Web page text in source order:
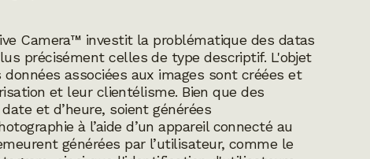
Camera™ investit la problématique des datas
précisément celles de type descriptif. L'objet
associées aux images sont créées et
et leur clientélisme. Bien que des
et d’heure, soient générées
à l’aide d’un appareil connecté au
générées par l’utilisateur, comme le